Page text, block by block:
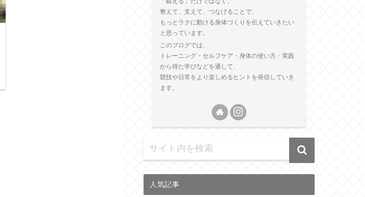
整えて、支えて、つなげることで、
もっとラクに動ける身体づくりを伝えていきたい
と思っています。
このブログでは、
トレーニング・セルフケア・身体の使い方・実践
から得た学びなどを通して、
競技や日常をより楽しめるヒントを発信していき
ます。
人気記事